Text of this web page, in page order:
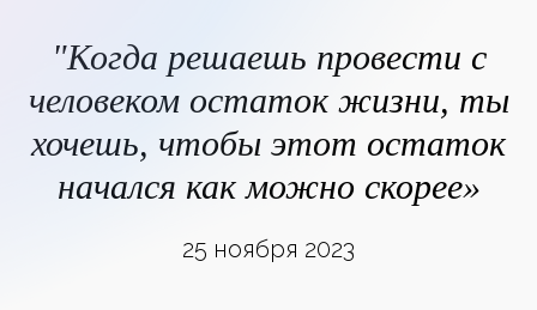
"Когда решаешь провести с
человеком остаток жизни, ты
хочешь, чтобы этот остаток
начался как можно скорее»
25 ноября 2023